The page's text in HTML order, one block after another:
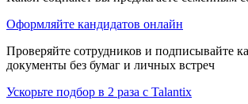
Оформляйте кандидатов онлайн
Проверяйте сотрудников и подписывайте
документы без бумаг и личных встреч
Ускорьте подбор в 2 раза с Talantix